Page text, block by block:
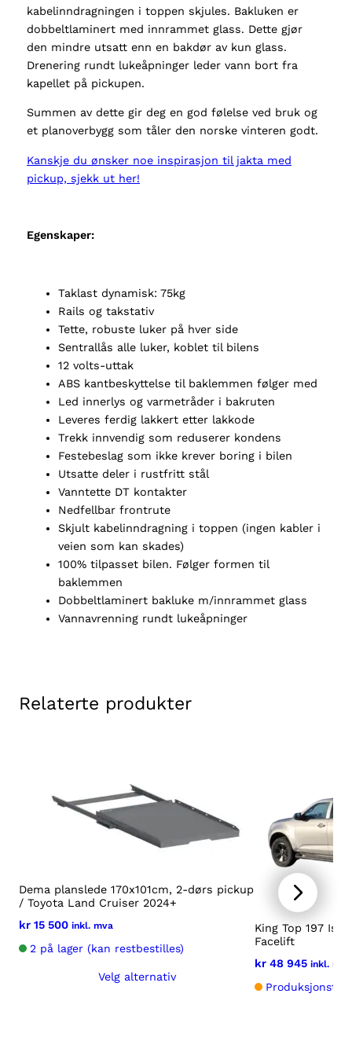
kabelinndragningen i toppen skjules. Bakluken er
dobbeltlaminert med innrammet glass. Dette gjør
den mindre utsatt enn en bakdør av kun glass.
Drenering rundt lukeåpninger leder vann bort fra
kapellet på pickupen.
Summen av dette gir deg en god følelse ved bruk og
et planoverbygg som tåler den norske vinteren godt.
Kanskje du ønsker noe inspirasjon til jakta med
pickup, sjekk ut her!
Egenskaper:
Taklast dynamisk: 75kg
Rails og takstativ
Tette, robuste luker på hver side
Sentrallås alle luker, koblet til bilens
12 volts-uttak
ABS kantbeskyttelse til baklemmen følger med
Led innerlys og varmetråder i bakruten
Leveres ferdig lakkert etter lakkode
Trekk innvendig som reduserer kondens
Festebeslag som ikke krever boring i bilen
Utsatte deler i rustfritt stål
Vanntette DT kontakter
Nedfellbar frontrute
Skjult kabelinndragning i toppen (ingen kabler i
veien som kan skades)
100% tilpasset bilen. Følger formen til
baklemmen
Dobbeltlaminert bakluke m/innrammet glass
Vannavrenning rundt lukeåpninger
Relaterte produkter
Dema planslede 170x101cm, 2-dørs pickup
/ Toyota Land Cruiser 2024+
kr 15 500 inkl. mva
2 på lager (kan restbestilles)
Velg alternativ
King Top 197
Facelift
kr 48 945 inkl. mva